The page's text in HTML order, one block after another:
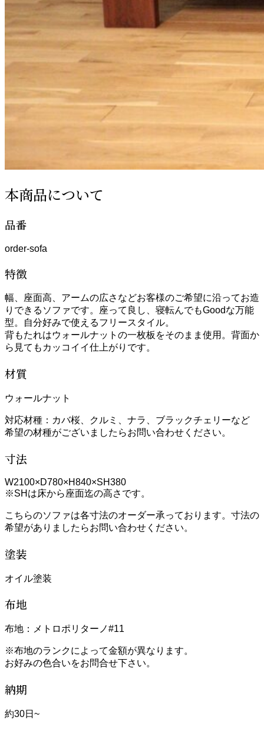
本商品について
品番
order-sofa
特徴
幅、座面高、アームの広さなどお客様のご希望に沿ってお造
りできるソファです。座って良し、寝転んでもGoodな万能
型。自分好みで使えるフリースタイル。
背もたれはウォールナットの一枚板をそのまま使用。背面か
ら見てもカッコイイ仕上がりです。
材質
ウォールナット
対応材種：カバ桜、クルミ、ナラ、ブラックチェリーなど
希望の材種がございましたらお問い合わせください。
寸法
W2100×D780×H840×SH380
※SHは床から座面迄の高さです。
こちらのソファは各寸法のオーダー承っております。寸法の
希望がありましたらお問い合わせください。
塗装
オイル塗装
布地
布地：メトロポリターノ#11
※布地のランクによって金額が異なります。
お好みの色合いをお問合せ下さい。
納期
約30日~